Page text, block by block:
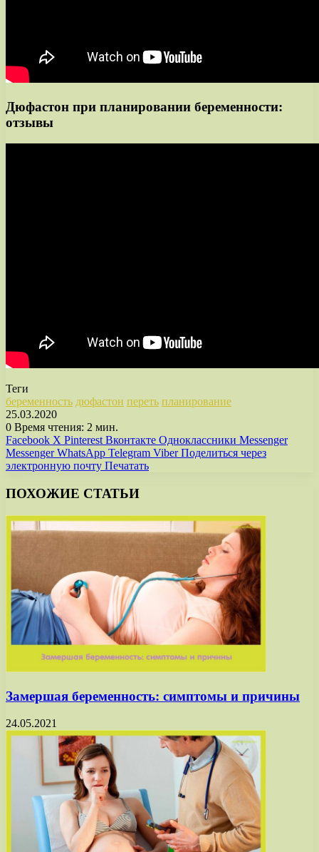
Дюфастон при планировании беременности:
отзывы
Теги
беременность дюфастон переть планирование
25.03.2020
0 Время чтения: 2 мин.
Facebook X Pinterest Вконтакте Одноклассники Messenger
Messenger WhatsApp Telegram Viber Поделиться через
электронную почту Печатать
ПОХОЖИЕ СТАТЬИ
Замершая беременность: симптомы и причины
24.05.2021